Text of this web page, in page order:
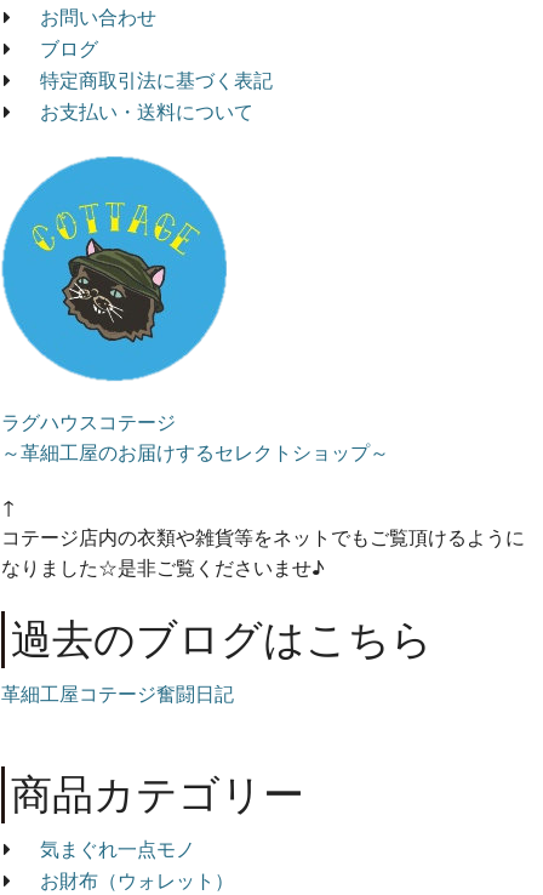
お問い合わせ
ブログ
特定商取引法に基づく表記
お支払い・送料について
ラグハウスコテージ
～革細工屋のお届けするセレクトショップ～
↑
コテージ店内の衣類や雑貨等をネットでもご覧頂けるように
なりました☆是非ご覧くださいませ♪
過去のブログはこちら
革細工屋コテージ奮闘日記
商品カテゴリー
気まぐれ一点モノ
お財布（ウォレット）